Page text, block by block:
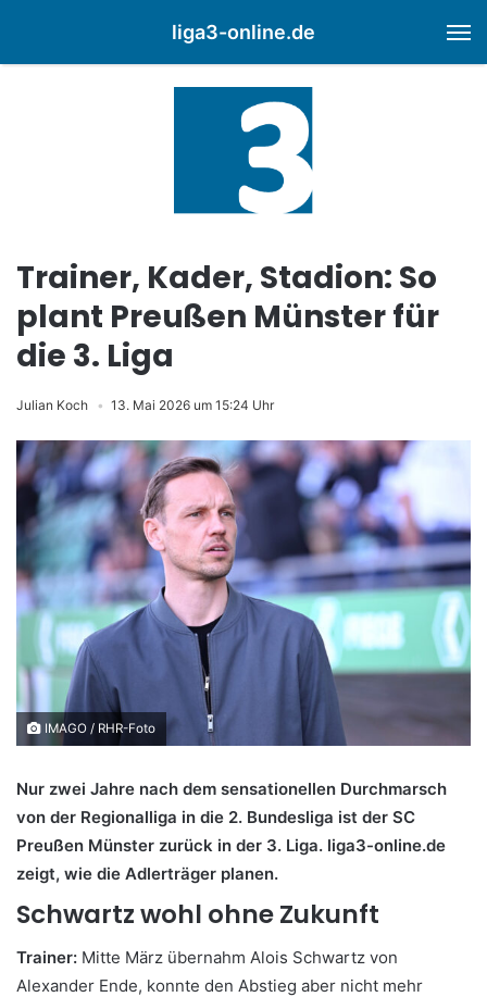
liga3-online.de
Trainer, Kader, Stadion: So
plant Preußen Münster für
die 3. Liga
Julian Koch 13. Mai 2026 um 15:24 Uhr
IMAGO / RHR-Foto
Nur zwei Jahre nach dem sensationellen Durchmarsch
von der Regionalliga in die 2. Bundesliga ist der SC
Preußen Münster zurück in der 3. Liga. liga3-online.de
zeigt, wie die Adlerträger planen.
Schwartz wohl ohne Zukunft
Trainer: Mitte März übernahm Alois Schwartz von
Alexander Ende, konnte den Abstieg aber nicht mehr